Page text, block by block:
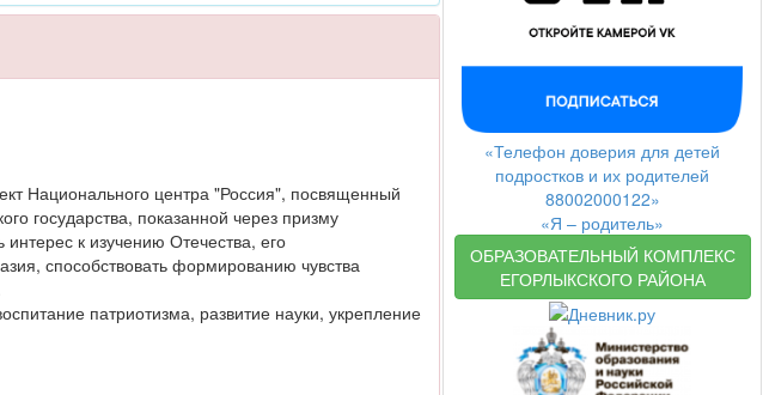
Национального центра "Россия", посвященный
государства, показанной через призму
интерес к изучению Отечества, его
способствовать формированию чувства
патриотизма, развитие науки, укрепление
«Телефон доверия для детей
подростков и их родителей
88002000122»
«Я – родитель»
ОБРАЗОВАТЕЛЬНЫЙ КОМПЛЕКС
ЕГОРЛЫКСКОГО РАЙОНА